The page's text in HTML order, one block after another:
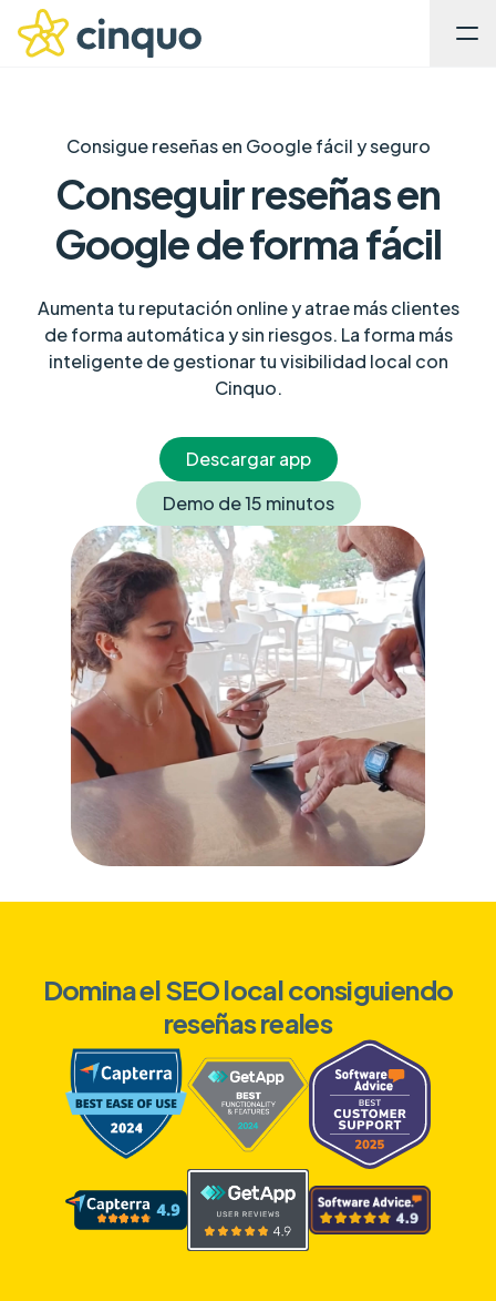
Consigue reseñas en Google fácil y seguro
Conseguir reseñas en
Google de forma fácil
Aumenta tu reputación online y atrae más clientes
de forma automática y sin riesgos. La forma más
inteligente de gestionar tu visibilidad local con
Cinquo.
Descargar app
Demo de 15 minutos
Domina el SEO local consiguiendo
reseñas reales